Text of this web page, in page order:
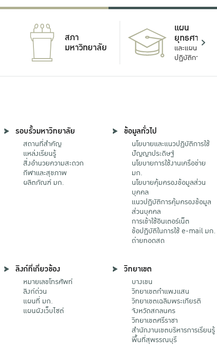
สภา
มหาวิทยาลัย
แผน
ยุทธศาสตร์
และแผน
ปฏิบัติการ
รอบรั้วมหาวิทยาลัย
สถานที่สำคัญ
แหล่งเรียนรู้
สิ่งอำนวยความสะดวก
กีฬาและสุขภาพ
ผลิตภัณฑ์ มก.
ข้อมูลทั่วไป
นโยบายและแนวปฏิบัติการใช้
ปัญญาประดิษฐ์
นโยบายการใช้งานเครือข่าย
มก.
นโยบายคุ้มครองข้อมูลส่วน
บุคคล
แนวปฏิบัติการคุ้มครองข้อมูล
ส่วนบุคคล
การเข้าใช้อินเตอร์เน็ต
ข้อปฏิบัติในการใช้ e-mail มก.
ถ่ายทอดสด
ลิงก์ที่เกี่ยวข้อง
หมายเลขโทรศัพท์
ลิงก์ด่วน
แผนที่ มก.
แผนผังเว็บไซต์
วิทยาเขต
บางเขน
วิทยาเขตกําแพงแสน
วิทยาเขตเฉลิมพระเกียรติ
จังหวัดสกลนคร
วิทยาเขตศรีราชา
สำนักงานเขตบริหารการเรียนรู้
พื้นที่สุพรรณบุรี